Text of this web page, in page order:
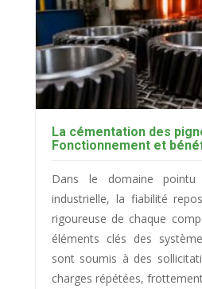
La cémentation des
Fonctionnement et
Dans le domaine
industrielle, la fiabilité
rigoureuse de chaque
éléments clés des
sont soumis à des
charges répétées,